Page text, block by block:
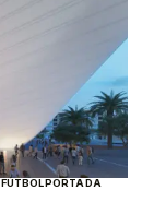
FÚTBOL PORTADA